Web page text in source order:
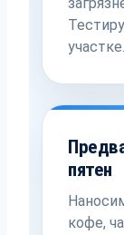
участке.
пятен
кофе,